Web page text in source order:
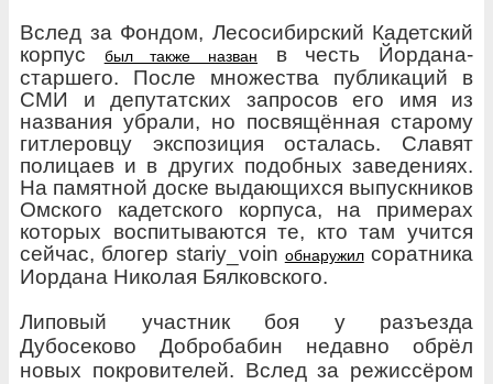
Вслед за Фондом, Лесосибирский Кадетский
корпус
был также назван
в честь Йордана-
cтаршего. После множества публикаций в
СМИ и депутатских запросов его имя из
названия убрали, но посвящённая старому
гитлеровцу экспозиция осталась. Славят
полицаев и в других подобных заведениях.
На памятной доске выдающихся выпускников
Омского кадетского корпуса, на примерах
которых воспитываются те, кто там учится
сейчас, блогер stariy_voin обнаружилсоратника
Иордана Николая Бялковского.
Липовый участник боя у разъезда
Дубосеково Добробабин недавно обрёл
новых покровителей. Вслед за режиссёром